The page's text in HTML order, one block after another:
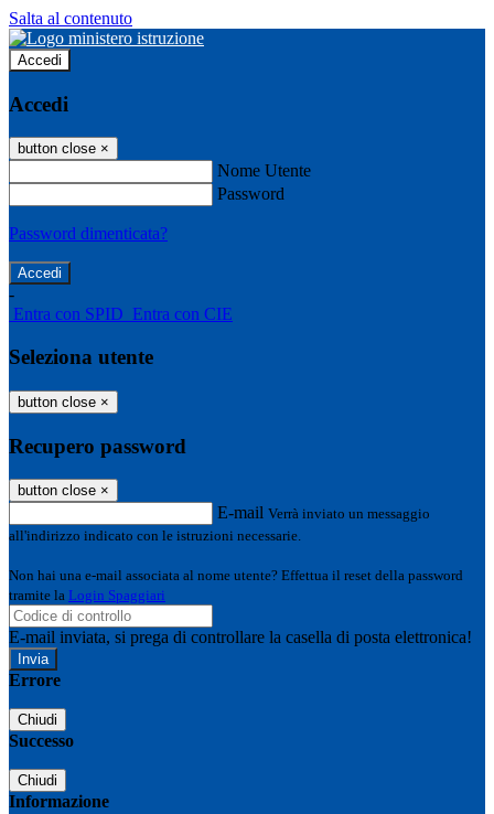
Salta al contenuto
Accedi
Accedi
button close ×
Nome Utente
Password
Password dimenticata?
-
Entra con SPID Entra con CIE
Seleziona utente
button close ×
Recupero password
button close ×
E-mail Verrà inviato un messaggio
all'indirizzo indicato con le istruzioni necessarie.
Non hai una e-mail associata al nome utente? Effettua il reset della password
tramite la Login Spaggiari
E-mail inviata, si prega di controllare la casella di posta elettronica!
Errore
Chiudi
Successo
Chiudi
Informazione